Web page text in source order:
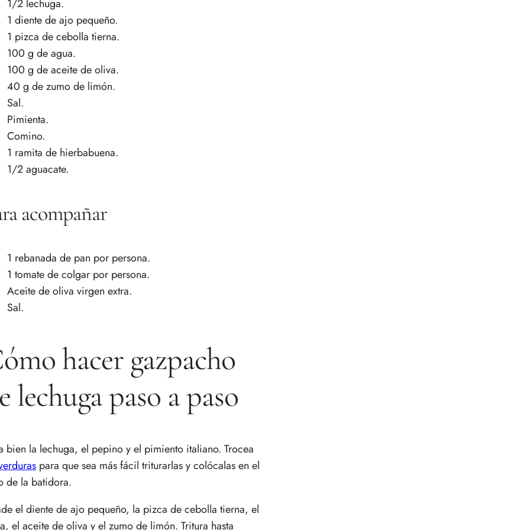
1/2 lechuga.
1 diente de ajo pequeño.
1 pizca de cebolla tierna.
100 g de agua.
100 g de aceite de oliva.
40 g de zumo de limón.
Sal.
Pimienta.
Comino.
1 ramita de hierbabuena.
1/2 aguacate.
acompañar
1 rebanada de pan por persona.
1 tomate de colgar por persona.
Aceite de oliva virgen extra.
Sal.
hacer gazpacho
lechuga paso a paso
bien la lechuga, el pepino y el pimiento italiano. Trocea
para que sea más fácil triturarlas y colócalas en el
de la batidora.
el diente de ajo pequeño, la pizca de cebolla tierna, el
el aceite de oliva y el zumo de limón. Tritura hasta